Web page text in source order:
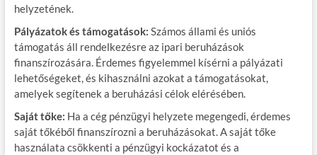
helyzetének.
Pályázatok és támogatások: Számos állami és uniós
támogatás áll rendelkezésre az ipari beruházások
finanszírozására. Érdemes figyelemmel kísérni a pályázati
lehetőségeket, és kihasználni azokat a támogatásokat,
amelyek segítenek a beruházási célok elérésében.
Saját tőke: Ha a cég pénzügyi helyzete megengedi, érdemes
saját tőkéből finanszírozni a beruházásokat. A saját tőke
használata csökkenti a pénzügyi kockázatot és a